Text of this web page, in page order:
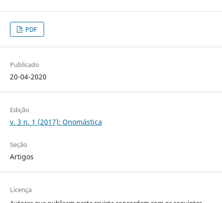
PDF
Publicado
20-04-2020
Edição
v. 3 n. 1 (2017): Onomástica
Seção
Artigos
Licença